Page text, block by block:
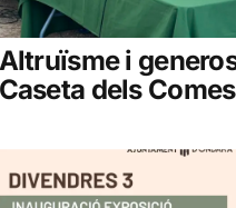
Altruïsme i
Caseta dels Comes